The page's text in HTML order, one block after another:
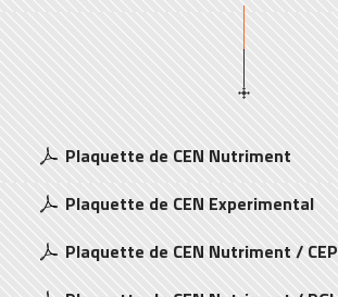
Plaquette de CEN Nutriment
Plaquette de CEN Experimental
Plaquette de CEN Nutriment / CEP